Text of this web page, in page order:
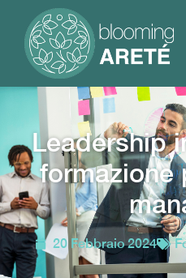
Leadership
formazione
20 Febbraio 2024